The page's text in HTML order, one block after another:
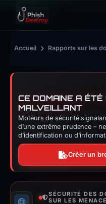
Accueil › Rapports sur les
CE DOMAINE A ÉTÉ
MALVEILLANT
Moteurs de sécurité
d’une extrême prudence –
d’identification ou
Créer un
SÉCURITÉ DES
SUR LES